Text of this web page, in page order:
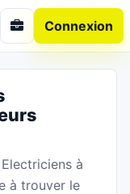
Connexion
à
à trouver le